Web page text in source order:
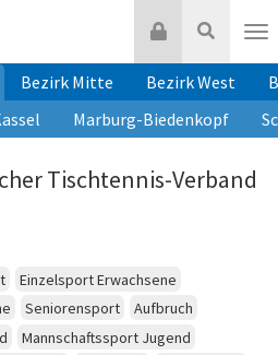
Suche
Login
Bezirk Mitte Bezirk West
Marburg-Biedenkopf
Tischtennis-Verband
Einzelsport Erwachsene
Seniorensport
Aufbruch
Mannschaftssport Jugend